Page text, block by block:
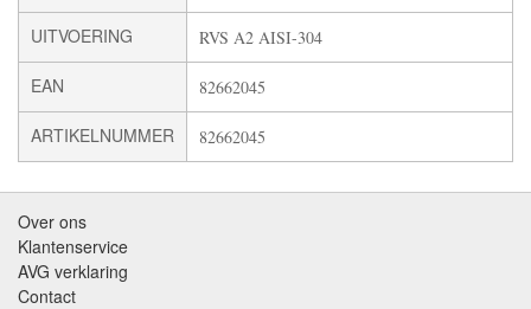
UITVOERING RVS A2 AISI-304
EAN 82662045
ARTIKELNUMMER 82662045
Over ons
Klantenservice
AVG verklaring
Contact